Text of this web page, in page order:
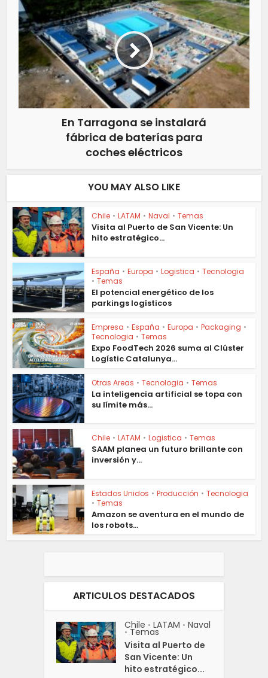
En Tarragona se instalará
fábrica de baterías para
coches eléctricos
YOU MAY ALSO LIKE
Chile • LATAM • Naval • Temas
Visita al Puerto de San Vicente: Un
hito estratégico...
España • Europa • Logistica • Tecnologia
• Temas
El potencial energético de los
parkings logísticos
Empresa • España • Europa • Packaging •
Tecnologia • Temas
Expo FoodTech 2026 suma al Clúster
Logístic Catalunya...
Otras Areas • Tecnologia • Temas
La inteligencia artificial se topa con
su límite más...
Chile • LATAM • Logistica • Temas
SAAM planea un futuro brillante con
inversión y...
Estados Unidos • Producción • Tecnologia
• Temas
Amazon se aventura en el mundo de
los robots...
ARTICULOS DESTACADOS
Chile • LATAM • Naval
• Temas
Visita al Puerto de
San Vicente: Un
hito estratégico...